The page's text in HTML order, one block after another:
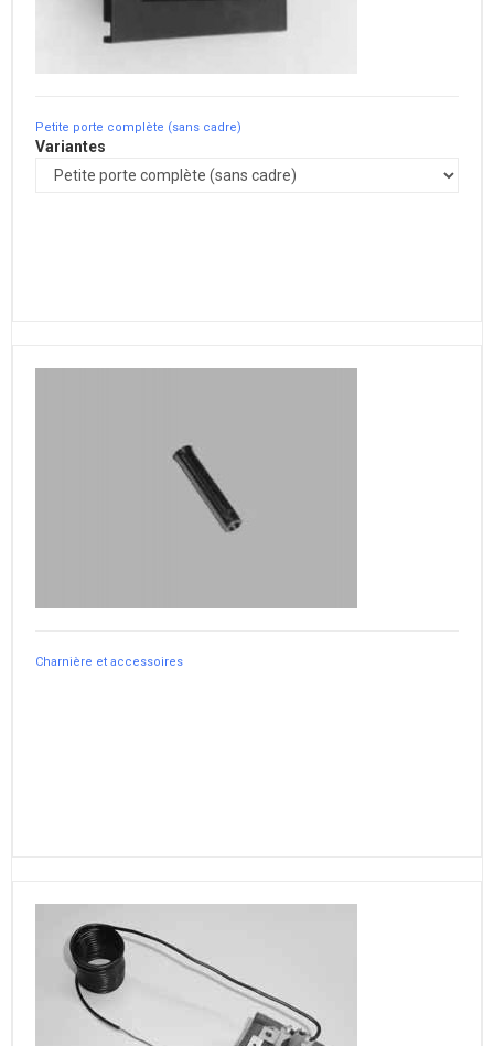
Petite porte complète (sans cadre)
Variantes
Charnière et accessoires